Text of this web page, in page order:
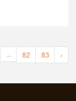
82 83 ›